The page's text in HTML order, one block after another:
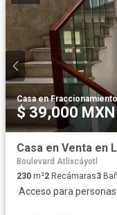
Casa en Fraccionamiento
$ 39,000 MXN
Casa en Venta en
Boulevard Atlixcáyotl
230 m²2 Recámaras3
·Acceso para